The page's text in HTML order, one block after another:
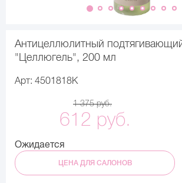
Антицеллюлитный
"Целлюгель", 200 мл
Арт: 4501818K
1 375 руб.
612 руб.
Ожидается
ЦЕНА ДЛЯ САЛОНОВ